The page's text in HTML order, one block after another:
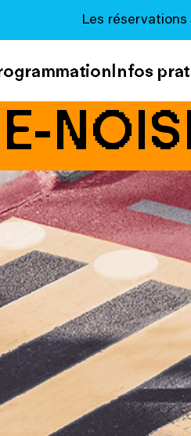
Les
Infos